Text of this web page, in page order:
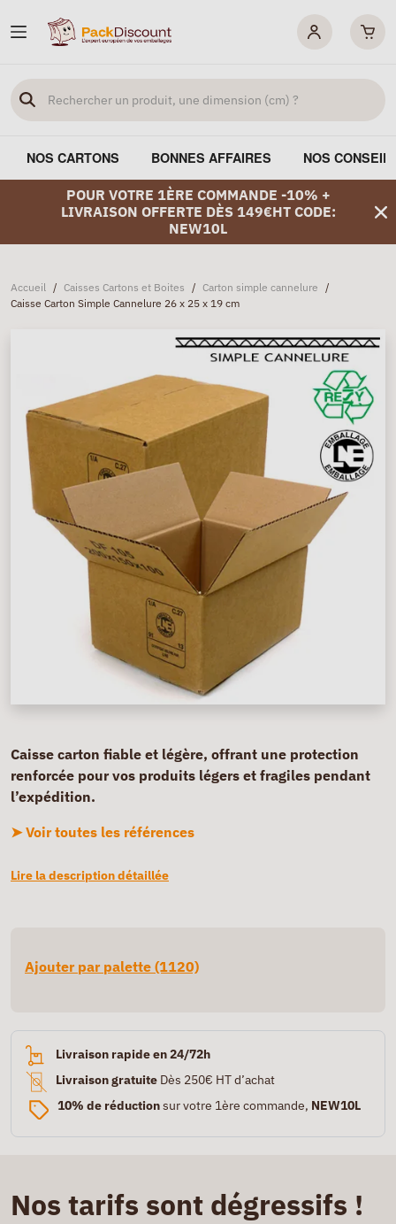
NOS CARTONS BONNES AFFAIRES NOS
POUR VOTRE 1ÈRE COMMANDE -10% +
LIVRAISON OFFERTE DÈS 149€HT CODE:
NEW10L
Accueil / Caisses Cartons et Boites / Carton simple cannelure /
Caisse Carton Simple Cannelure 26 x 25 x 19 cm
Caisse carton fiable et légère, offrant une protection
renforcée pour vos produits légers et fragiles pendant
l’expédition.
➤ Voir toutes les références
Lire la description détaillée
Ajouter par palette (1120)
Livraison rapide en 24/72h
Livraison gratuite Dès 250€ HT d’achat
10% de réductionsur votre 1ère commande, NEW10L
Nos tarifs sont dégressifs !